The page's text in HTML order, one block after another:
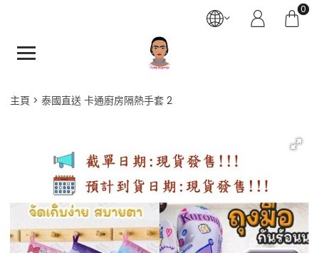
0
主頁 泰國直送 卡通廚房隔熱手套 2